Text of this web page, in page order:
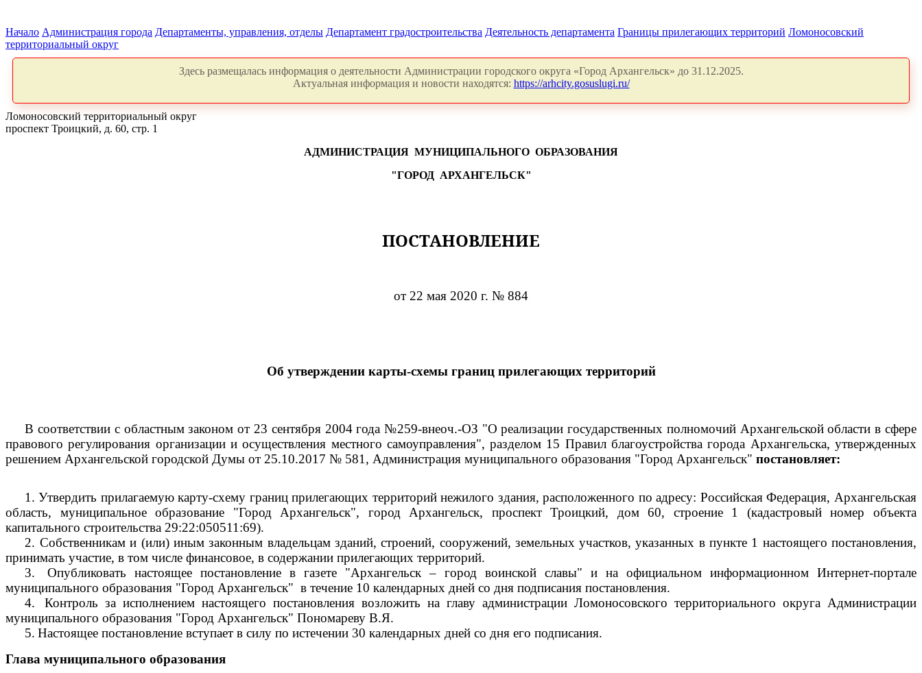
Начало Администрация города Департаменты, управления, отделы Департамент градостроительства Деятельность департамента Границы прилегающих территорий Ломоносовский
территориальный округ
Здесь размещалась информация о деятельности Администрации городского округа «Город Архангельск» до 31.12.2025.
Актуальная информация и новости находятся: https://arhcity.gosuslugi.ru/
Ломоносовский территориальный округ
проспект Троицкий, д. 60, стр. 1
АДМИНИСТРАЦИЯ МУНИЦИПАЛЬНОГО ОБРАЗОВАНИЯ
"ГОРОД АРХАНГЕЛЬСК"
ПОСТАНОВЛЕНИЕ
от 22 мая 2020 г. № 884
Об утверждении карты-схемы границ прилегающих территорий
В соответствии с областным законом от 23 сентября 2004 года №259-внеоч.-ОЗ "О реализации государственных полномочий Архангельской области в сфере
правового регулирования организации и осуществления местного самоуправления", разделом 15 Правил благоустройства города Архангельска, утвержденных
решением Архангельской городской Думы от 25.10.2017 № 581, Администрация муниципального образования "Город Архангельск" постановляет:
1. Утвердить прилагаемую карту-схему границ прилегающих территорий нежилого здания, расположенного по адресу: Российская Федерация, Архангельская
область, муниципальное образование "Город Архангельск", город Архангельск, проспект Троицкий, дом 60, строение 1 (кадастровый номер объекта
капитального строительства 29:22:050511:69).
2. Собственникам и (или) иным законным владельцам зданий, строений, сооружений, земельных участков, указанных в пункте 1 настоящего постановления,
принимать участие, в том числе финансовое, в содержании прилегающих территорий.
3.
Опубликовать настоящее постановление в газете "Архангельск – город воинской славы" и на официальном информационном Интернет-портале
муниципального образования "Город Архангельск" в течение 10 календарных дней со дня подписания постановления.
4.
Контроль за исполнением настоящего постановления возложить на главу администрации Ломоносовского территориального округа Администрации
муниципального образования "Город Архангельск" Пономареву В.Я.
5. Настоящее постановление вступает в силу по истечении 30 календарных дней со дня его подписания.
Глава муниципального образования